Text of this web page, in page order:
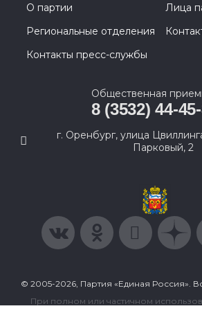
О партии
Лица
Региональные отделения
Контакты пресс-службы
Общественная
8 (3532) 44-
г. Оренбург, улица
Парковый, 2
© 2005-2026, Партия «Единая Россия».
При полном или частичном